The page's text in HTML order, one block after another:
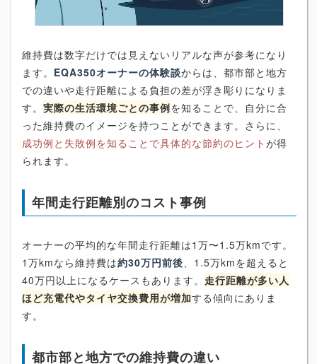
維持費は数字だけでは見えないリアルな声が参考になり
ます。 EQA350オーナーの体験談からは、都市部と地方
での違いや走行距離による負担の差が浮き彫りになりま
す。 実際の生活環境ごとの事例を知ることで、自分に合
った維持費のイメージを持つことができます。さらに、
成功例と失敗例を知ることで具体的な節約のヒント が得
られます。
年間走行距離別のコスト事例
オーナーの平均的な年間走行距離は1万〜1.5万kmです。
1万kmなら維持費は約30万円前後、1.5万kmを超えると
40万円以上になるケースもあります。 走行距離が多い人
ほど充電代やタイヤ交換費用が増加する傾向にありま
す。
都市部と地方での維持費の違い